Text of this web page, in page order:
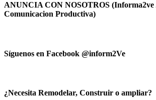
ANUNCIA CON NOSOTROS (Informa2ve
Comunicacion Productiva)
Síguenos en Facebook @inform2Ve
¿Necesita Remodelar, Construir o ampliar?